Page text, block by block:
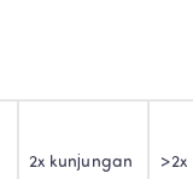
2x kunjungan >2x